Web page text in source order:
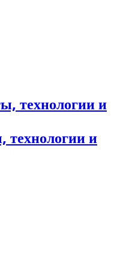
технологии и